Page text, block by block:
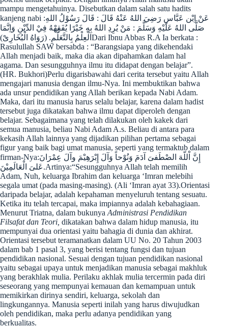
mampu mengetahuinya. Disebutkan dalam salah satu hadits
kanjeng nabi :عَنْ اِبْن عَبَّاسِ رَضِيَ اللهُ عَنْهُ قَالَ : قَالَ رَسُوْلُ اللهِ
صَلَّى اللهُ عَلَيْهِ وَسَلَّمَ : مَنْ يُرِدِ اللهُ بِهِ خَيْرًا يُفَقِهْهُ فِيْ الدِّيْنِ وَاِنَّمَا
الْعِلْمُ بِالتَّعَلُّمِ. (رَوَاهُ الْبُخَارِىْ)Dari Ibnu Abbas R.A Ia berkata :
Rasulullah SAW bersabda : “Barangsiapa yang dikehendaki
Allah menjadi baik, maka dia akan dipahamkan dalam hal
agama. Dan sesungguhnya ilmu itu didapat dengan belajar”.
(HR. Bukhori)Perlu digarisbawahi dari cerita tersebut yaitu Allah
mengajari manusia dengan ilmu-Nya. Ini membuktikan bahwa
ada unsur pendidikan yang Allah berikan kepada Nabi Adam.
Maka, dari itu manusia harus selalu belajar, karena dalam hadist
tersebut juga dikatakan bahwa ilmu dapat diperoleh dengan
belajar. Sebagaimana yang telah dilakukan oleh kakek dari
semua manusia, beliau Nabi Adam A.s. Beliau di antara para
kekasih Allah lainnya yang dijadikan pilihan pertama sebagai
figur yang baik bagi umat manusia, seperti yang termaktub dalam
firman-Nya:إِنَّ اْللّهَ الصْطَفىَ آدَمَ وَنُوْحاً وَآلَ إِبْرَهِيْمَ وآلَ عِمْرَانَ
عَلىَ الْعَالَمِيْنَ.Artinya:“Sesungguhnya Allah telah memilih
Adam, Nuh, keluarga Ibrahim dan keluarga ‘Imran melebihi
segala umat (pada masing-masing). (Ali ‘Imran ayat 33).Orientasi
daripada belajar, adalah kepahaman menyeluruh tentang sesuatu.
Ketika itu telah tercapai, maka impiannya adalah kebahagiaan.
Menurut Triatna, dalam bukunya Administrasi Pendidikan
Filsafat dan Teori, dikatakan bahwa dalam hidup manusia, itu
mempunyai dua orientasi yaitu bahagia di dunia dan akhirat.
Orientasi tersebut teramanatkan dalam UU No. 20 Tahun 2003
dalam bab 1 pasal 3, yang berisi tentang fungsi dan tujuan
pendidikan nasional. Sesuai dengan tujuan pendidikan nasional
yaitu sebagai upaya untuk menjadikan manusia sebagai makhluk
yang berakhlak mulia. Perilaku akhlak mulia tercermin pada diri
seseorang yang mempunyai kemauan dan kemampuan untuk
memikirkan dirinya sendiri, keluarga, sekolah dan
lingkungannya. Manusia seperti inilah yang harus diwujudkan
oleh pendidikan, maka perlu adanya pendidikan yang
berkualitas.